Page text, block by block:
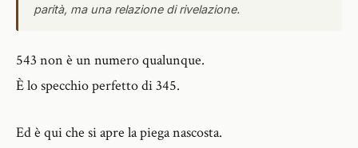
parità, ma una relazione di rivelazione.
543 non è un numero qualunque.
È lo specchio perfetto di 345.
Ed è qui che si apre la piega nascosta.